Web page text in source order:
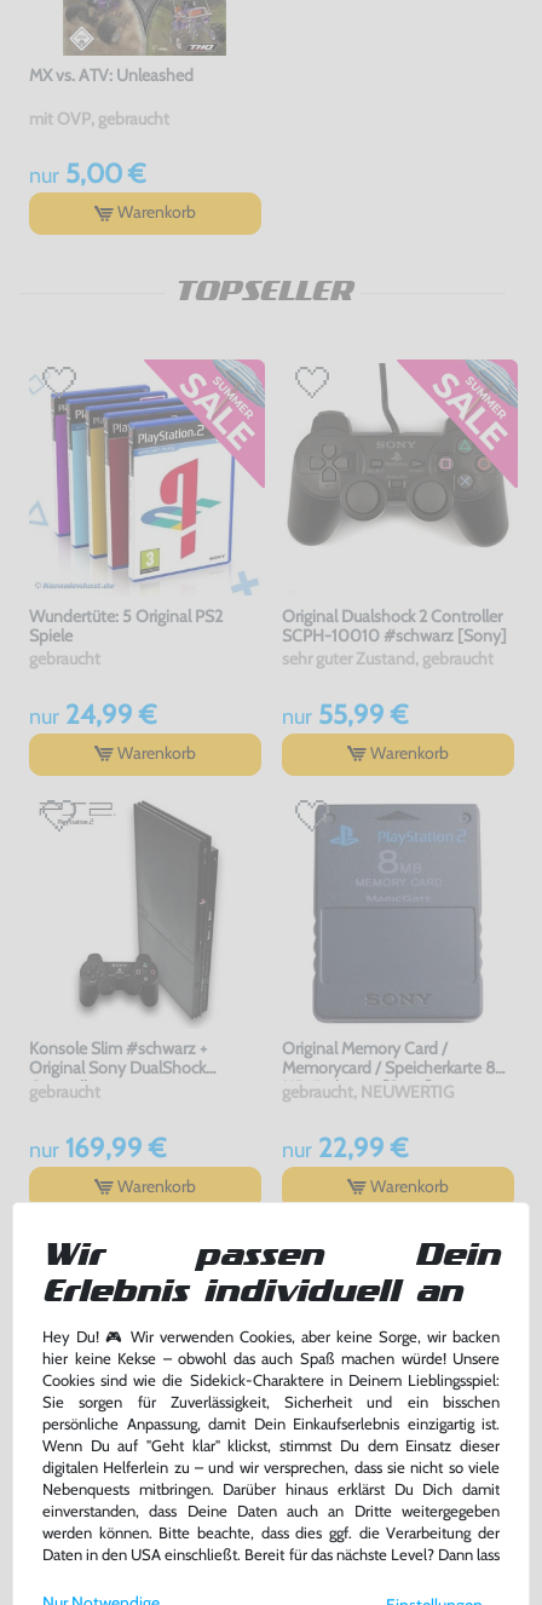
MX vs. ATV: Unleashed
mit OVP, gebraucht
nur5,00 €
Warenkorb
TOPSELLER
Wundertüte: 5 Original PS2
Spiele
gebraucht
nur24,99 €
Warenkorb
Original Dualshock 2 Controller
SCPH-10010 #schwarz [Sony]
sehr guter Zustand, gebraucht
nur55,99 €
Warenkorb
Konsole Slim #schwarz +
Original Sony DualShock
Controller
gebraucht
nur169,99 €
Warenkorb
Original Memory Card /
Memorycard / Speicherkarte 8
MB #schwarz [Sony]
gebraucht, NEUWERTIG
nur22,99 €
Warenkorb
DAS HABEN ANDERE DAZU
GEKAUFT
Disney High School Musical:
Wir passen Dein
Erlebnis individuell an
Hey Du! 🎮 Wir verwenden Cookies, aber keine Sorge, wir backen
hier keine Kekse – obwohl das auch Spaß machen würde! Unsere
Cookies sind wie die Sidekick-Charaktere in Deinem Lieblingsspiel:
Sie sorgen für Zuverlässigkeit, Sicherheit und ein bisschen
persönliche Anpassung, damit Dein Einkaufserlebnis einzigartig ist.
Wenn Du auf "Geht klar" klickst, stimmst Du dem Einsatz dieser
digitalen Helferlein zu – und wir versprechen, dass sie nicht so viele
Nebenquests mitbringen. Darüber hinaus erklärst Du Dich damit
einverstanden, dass Deine Daten auch an Dritte weitergegeben
werden können. Bitte beachte, dass dies ggf. die Verarbeitung der
Daten in den USA einschließt. Bereit für das nächste Level? Dann lass